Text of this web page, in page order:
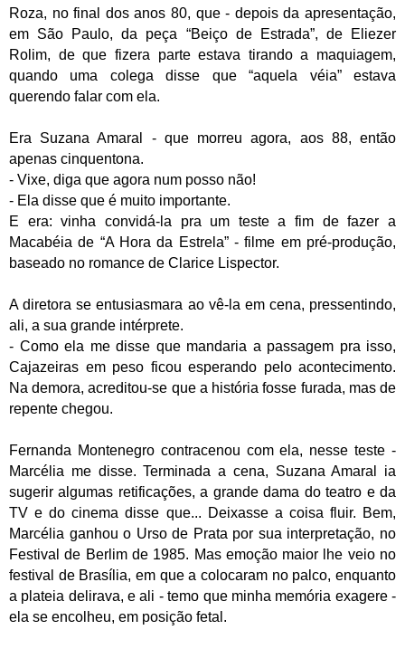
Roza, no final dos anos 80, que - depois da apresentação,
em São Paulo, da peça “Beiço de Estrada”, de Eliezer
Rolim, de que fizera parte estava tirando a maquiagem,
quando uma colega disse que “aquela véia” estava
querendo falar com ela.
Era Suzana Amaral - que morreu agora, aos 88, então
apenas cinquentona.
- Vixe, diga que agora num posso não!
- Ela disse que é muito importante.
E era: vinha convidá-la pra um teste a fim de fazer a
Macabéia de “A Hora da Estrela” - filme em pré-produção,
baseado no romance de Clarice Lispector.
A diretora se entusiasmara ao vê-la em cena, pressentindo,
ali, a sua grande intérprete.
- Como ela me disse que mandaria a passagem pra isso,
Cajazeiras em peso ficou esperando pelo acontecimento.
Na demora, acreditou-se que a história fosse furada, mas de
repente chegou.
Fernanda Montenegro contracenou com ela, nesse teste -
Marcélia me disse. Terminada a cena, Suzana Amaral ia
sugerir algumas retificações, a grande dama do teatro e da
TV e do cinema disse que... Deixasse a coisa fluir. Bem,
Marcélia ganhou o Urso de Prata por sua interpretação, no
Festival de Berlim de 1985. Mas emoção maior lhe veio no
festival de Brasília, em que a colocaram no palco, enquanto
a plateia delirava, e ali - temo que minha memória exagere -
ela se encolheu, em posição fetal.